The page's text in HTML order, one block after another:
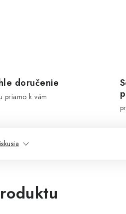
doručenie
priamo k vám